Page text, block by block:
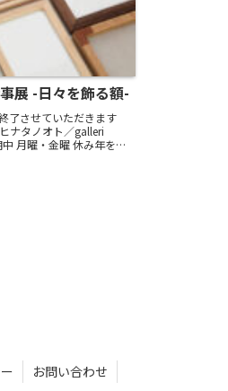
展 -日々を飾る額-
了させていただきます
ナタノオト／galleri
月曜・金曜 休み年を重
お問い合わせ